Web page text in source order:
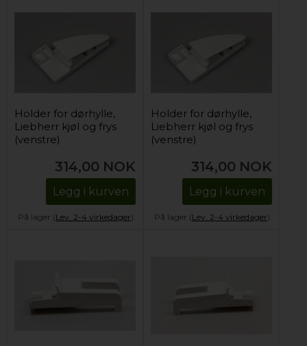
Holder for dørhylle,
Liebherr kjøl og frys
(venstre)
314,00 NOK
Legg i kurven
På lager (Lev. 2-4 virkedager).
Holder for dørhylle,
Liebherr kjøl og frys
(venstre)
314,00 NOK
Legg i kurven
På lager (Lev. 2-4 virkedager).